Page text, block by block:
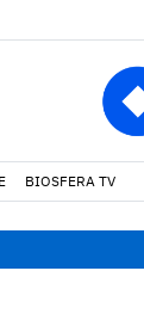
BIOSFERA TV